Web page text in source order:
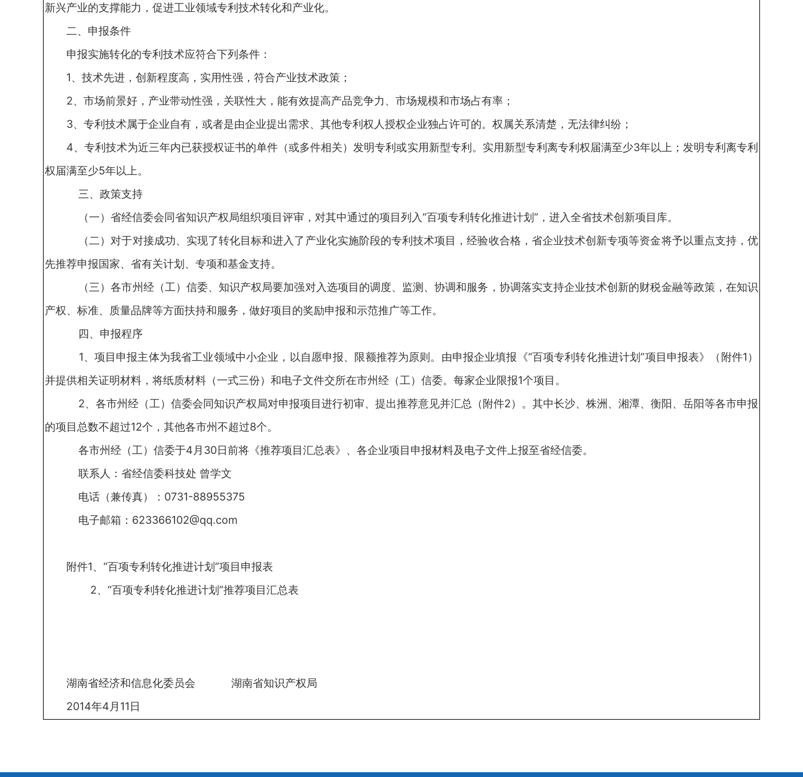
新兴产业的支撑能力，促进工业领域专利技术转化和产业化。
二、申报条件
申报实施转化的专利技术应符合下列条件：
1、技术先进，创新程度高，实用性强，符合产业技术政策；
2、市场前景好，产业带动性强，关联性大，能有效提高产品竞争力、市场规模和市场占有率；
3、专利技术属于企业自有，或者是由企业提出需求、其他专利权人授权企业独占许可的。权属关系清楚，无法律纠纷；
4、专利技术为近三年内已获授权证书的单件（或多件相关）发明专利或实用新型专利。实用新型专利离专利权届满至少3年以上；发明专利离专利
权届满至少5年以上。
三、政策支持
（一）省经信委会同省知识产权局组织项目评审，对其中通过的项目列入“百项专利转化推进计划”，进入全省技术创新项目库。
（二）对于对接成功、实现了转化目标和进入了产业化实施阶段的专利技术项目，经验收合格，省企业技术创新专项等资金将予以重点支持，优
先推荐申报国家、省有关计划、专项和基金支持。
（三）各市州经（工）信委、知识产权局要加强对入选项目的调度、监测、协调和服务，协调落实支持企业技术创新的财税金融等政策，在知识
产权、标准、质量品牌等方面扶持和服务，做好项目的奖励申报和示范推广等工作。
四、申报程序
1、项目申报主体为我省工业领域中小企业，以自愿申报、限额推荐为原则。由申报企业填报《“百项专利转化推进计划”项目申报表》（附件1）
并提供相关证明材料，将纸质材料（一式三份）和电子文件交所在市州经（工）信委。每家企业限报1个项目。
2、各市州经（工）信委会同知识产权局对申报项目进行初审、提出推荐意见并汇总（附件2）。其中长沙、株洲、湘潭、衡阳、岳阳等各市申报
的项目总数不超过12个，其他各市州不超过8个。
各市州经（工）信委于4月30日前将《推荐项目汇总表》、各企业项目申报材料及电子文件上报至省经信委。
联系人：省经信委科技处 曾学文
电话（兼传真）：0731-88955375
电子邮箱：623366102@qq.com
附件1、“百项专利转化推进计划”项目申报表
2、“百项专利转化推进计划”推荐项目汇总表
湖南省经济和信息化委员会 湖南省知识产权局
2014年4月11日